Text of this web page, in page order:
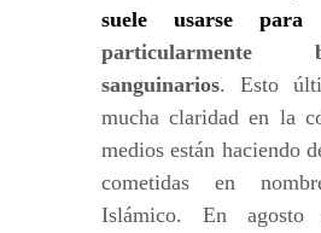
suele usarse para
sanguinarios. Esto
mucha claridad en la
medios están haciendo
cometidas en
Islámico. En